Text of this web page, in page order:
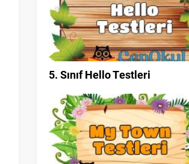
5. Sınıf Hello Testleri